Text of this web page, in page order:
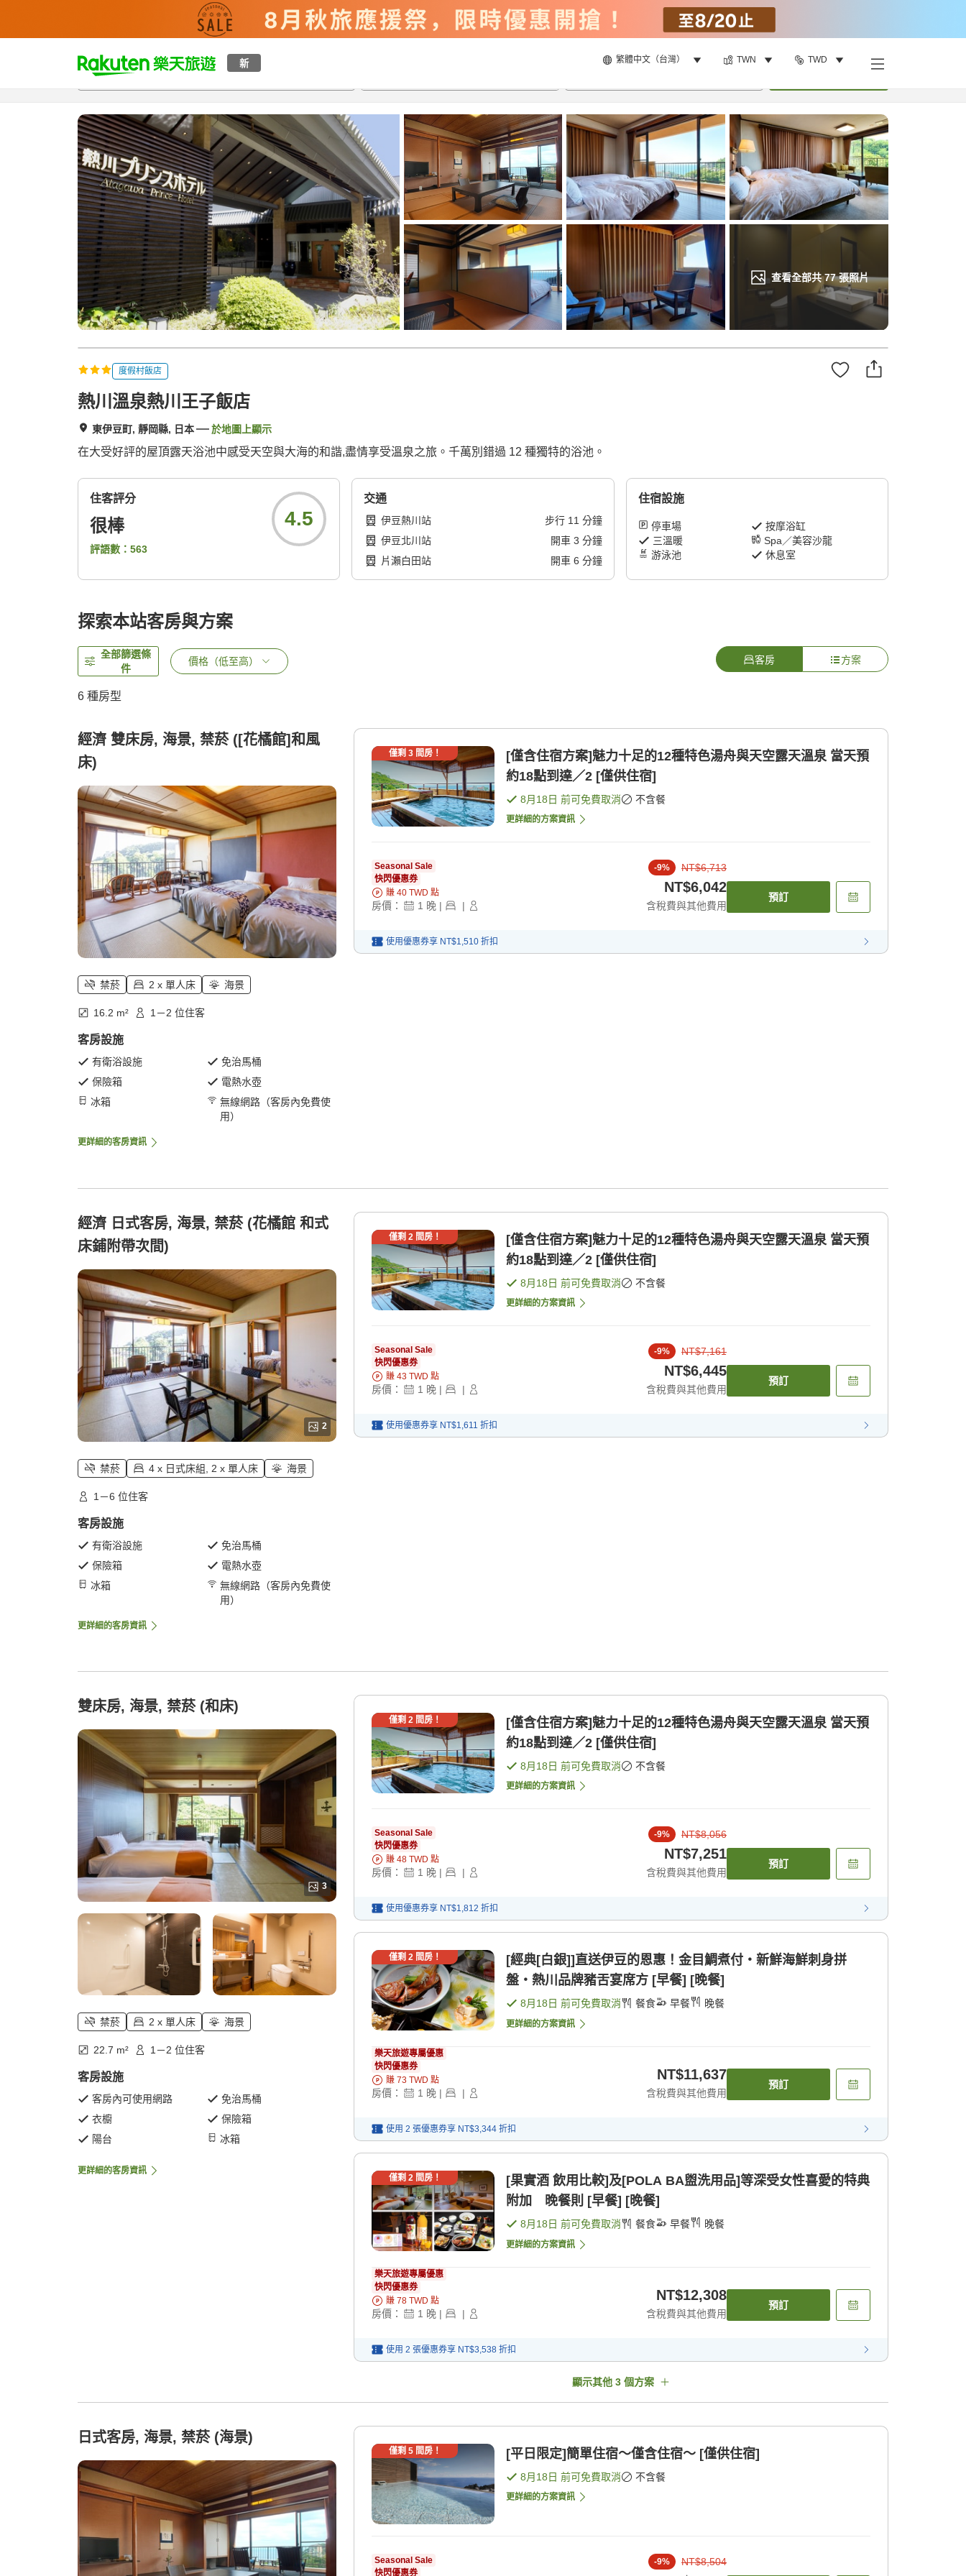
新 繁體中文（台灣） TWN TWD
t
p
a
g
e
_
s
e
a
r
c
h
查看全部共77張照片
總覽客房與方案評語設施
度假村飯店
熱川溫泉熱川王子飯店
東伊豆町, 靜岡縣, 日本 於地圖上顯示
在大受好評的屋頂露天浴池中感受天空與大海的和諧,盡情享受溫泉之旅。千萬別錯過 12 種獨特的浴池。
住客評分
很棒
評語數： 563
4.5
交通
伊豆熱川站 步行 11 分鐘
伊豆北川站
開車 3 分鐘
片瀨白田站
開車 6 分鐘
住宿設施
停車場
按摩浴缸
三溫暖
Spa／美容沙龍
游泳池
休息室
探索本站客房與方案
全部篩選條
件
價格（低至高） 客房 方案
6 種房型
經濟 雙床房, 海景, 禁菸 ([花橘館]和風
床)
禁菸 2 x 單人床 海景
16.2 m² 1－2 位住客
客房設施
有衛浴設施
免治馬桶
保險箱
電熱水壺
冰箱
無線網路（客房內免費使
用）
更詳細的客房資訊
僅剩 3間房！
[僅含住宿方案]魅力十足的12種特色湯舟與天空露天溫泉 當天預
約18點到達／2 [僅供住宿]
8月18日 前可免費取消 不含餐
更詳細的方案資訊
Seasonal Sale
快閃優惠券
賺 40 TWD 點
房價： 1 晚 | |
-9% NT$6,713
NT$6,042
含稅費與其他費用
預訂
使用優惠券享 NT$1,510 折扣
經濟 日式客房, 海景, 禁菸 (花橘館 和式
床鋪附帶次間)
2
禁菸 4 x 日式床組, 2 x 單人床 海景
1－6 位住客
客房設施
有衛浴設施
免治馬桶
保險箱
電熱水壺
冰箱
無線網路（客房內免費使
用）
更詳細的客房資訊
僅剩 2 間房！
[僅含住宿方案]魅力十足的12種特色湯舟與天空露天溫泉 當天預
約18點到達／2 [僅供住宿]
8月18日 前可免費取消 不含餐
更詳細的方案資訊
Seasonal Sale
快閃優惠券
賺 43 TWD 點
房價： 1 晚 | |
-9% NT$7,161
NT$6,445
含稅費與其他費用
預訂
使用優惠券享 NT$1,611 折扣
雙床房, 海景, 禁菸 (和床)
3
禁菸 2 x 單人床 海景
22.7 m² 1－2 位住客
客房設施
客房內可使用網路
免治馬桶
衣櫥
保險箱
陽台
冰箱
更詳細的客房資訊
僅剩 2 間房！
[僅含住宿方案]魅力十足的12種特色湯舟與天空露天溫泉 當天預
約18點到達／2 [僅供住宿]
8月18日 前可免費取消 不含餐
更詳細的方案資訊
Seasonal Sale
快閃優惠券
賺 48 TWD 點
房價： 1 晚 | |
-9% NT$8,056
NT$7,251
含稅費與其他費用
預訂
使用優惠券享 NT$1,812 折扣
僅剩 2 間房！
[經典[白銀]]直送伊豆的恩惠！金目鯛煮付・新鮮海鮮刺身拼
盤・熱川品牌豬舌宴席方 [早餐] [晚餐]
8月18日 前可免費取消 餐食 早餐 晚餐
更詳細的方案資訊
樂天旅遊專屬優惠
快閃優惠券
賺 73 TWD 點
房價： 1 晚 | |
NT$11,637
含稅費與其他費用
預訂
使用 2 張優惠券享 NT$3,344 折扣
僅剩 2 間房！
[果實酒 飲用比較]及[POLA BA盥洗用品]等深受女性喜愛的特典
附加 晚餐則 [早餐] [晚餐]
8月18日 前可免費取消 餐食 早餐 晚餐
更詳細的方案資訊
樂天旅遊專屬優惠
快閃優惠券
賺 78 TWD 點
房價： 1 晚 | |
NT$12,308
含稅費與其他費用
預訂
使用 2 張優惠券享 NT$3,538 折扣
顯示其他 3 個方案
日式客房, 海景, 禁菸 (海景)
僅剩 5間房！ [平日限定]簡單住宿〜僅含住宿〜 [僅供住宿]
8月18日 前可免費取消 不含餐
更詳細的方案資訊
Seasonal Sale
快閃優惠券
-9% NT$8,504